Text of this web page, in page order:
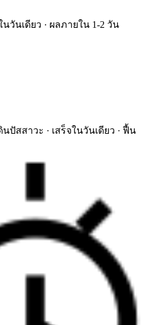
วันเดียว · ผลภายใน 1-2 วัน
สสาวะ · เสร็จในวันเดียว · ฟื้น